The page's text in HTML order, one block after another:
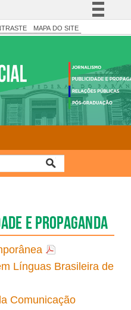
Simplifique!
Participe
Acesso à informação
Legislação
Canais
MAPA DO SITE
e Propaganda
Línguas Brasileira de
Comunicação